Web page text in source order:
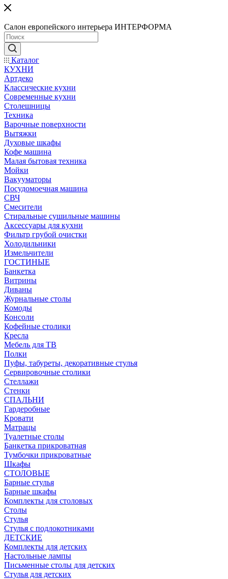
Салон европейского интерьера ИНТЕРФОРМА
Каталог
КУХНИ
Артдеко
Классические кухни
Современные кухни
Столешницы
Техника
Варочные поверхности
Вытяжки
Духовые шкафы
Кофе машина
Малая бытовая техника
Мойки
Вакууматоры
Посудомоечная машина
СВЧ
Смесители
Стиральные сушильные машины
Аксессуары для кухни
Фильтр грубой очистки
Холодильники
Измельчители
ГОСТИНЫЕ
Банкетка
Витрины
Диваны
Журнальные столы
Комоды
Консоли
Кофейные столики
Кресла
Мебель для ТВ
Полки
Пуфы, табуреты, декоративные стулья
Сервировочные столики
Стеллажи
Стенки
СПАЛЬНИ
Гардеробные
Кровати
Матрацы
Туалетные столы
Банкетка прикроватная
Тумбочки прикроватные
Шкафы
СТОЛОВЫЕ
Барные стулья
Барные шкафы
Комплекты для столовых
Столы
Стулья
Стулья с подлокотниками
ДЕТСКИЕ
Комплекты для детских
Настольные лампы
Письменные столы для детских
Стулья для детских